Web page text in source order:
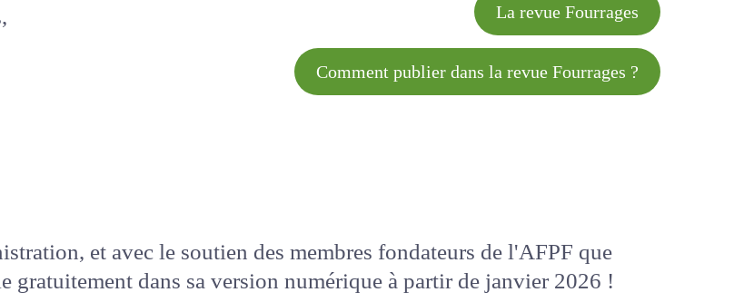
La revue Fourrages
Comment publier dans la revue Fourrages ?
et avec le soutien des membres fondateurs de l'AFPF que
gratuitementdans sa version numériqueà partir de janvier 2026